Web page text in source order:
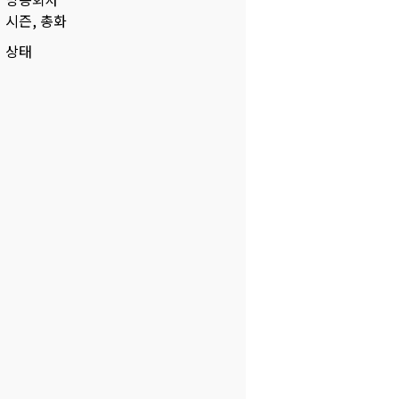
시즌, 총화
상태